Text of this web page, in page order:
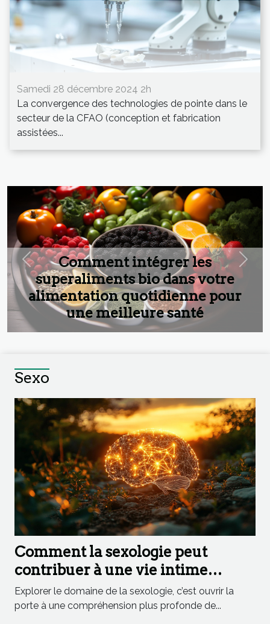
Samedi 28 décembre 2024 2h
La convergence des technologies de pointe dans le
secteur de la CFAO (conception et fabrication
assistées...
Comment intégrer les
superaliments bio dans votre
alimentation quotidienne pour
une meilleure santé
Previous Next
Sexo
Comment la sexologie peut
contribuer à une vie intime
épanouie
Explorer le domaine de la sexologie, c’est ouvrir la
porte à une compréhension plus profonde de...